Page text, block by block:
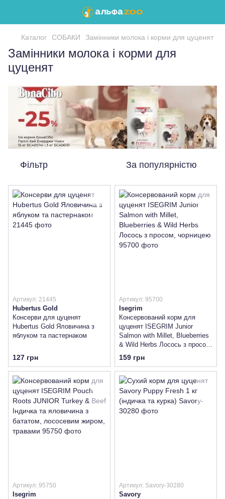
Каталог СОБАКИ Замінники молока і корми для цуценят
Замінники молока і корми для
цуценят
Фільтр За популярністю
Артикул: 21445
Hubertus Gold
Консерви для цуценят
Hubertus Gold Яловичина з
яблуком та пастернаком
127 грн
Артикул: 95700
Isegrim
Консервований корм для
цуценят ISEGRIM Junior
Salmon with Millet, Blueberries
& Wild Herbs Лосось з просом,
чорницею
159 грн
Артикул: 95750
Isegrim
Артикул: Savory-30280
Savory